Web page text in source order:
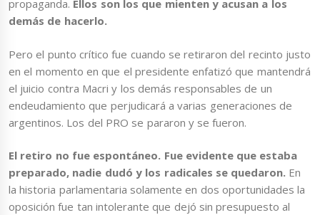
propaganda. Ellos son los que mienten y acusan a los
demás de hacerlo.
Pero el punto crítico fue cuando se retiraron del recinto justo
en el momento en que el presidente enfatizó que mantendrá
el juicio contra Macri y los demás responsables de un
endeudamiento que perjudicará a varias generaciones de
argentinos. Los del PRO se pararon y se fueron.
El retiro no fue espontáneo. Fue evidente que estaba
preparado, nadie dudó y los radicales se quedaron. En
la historia parlamentaria solamente en dos oportunidades la
oposición fue tan intolerante que dejó sin presupuesto al